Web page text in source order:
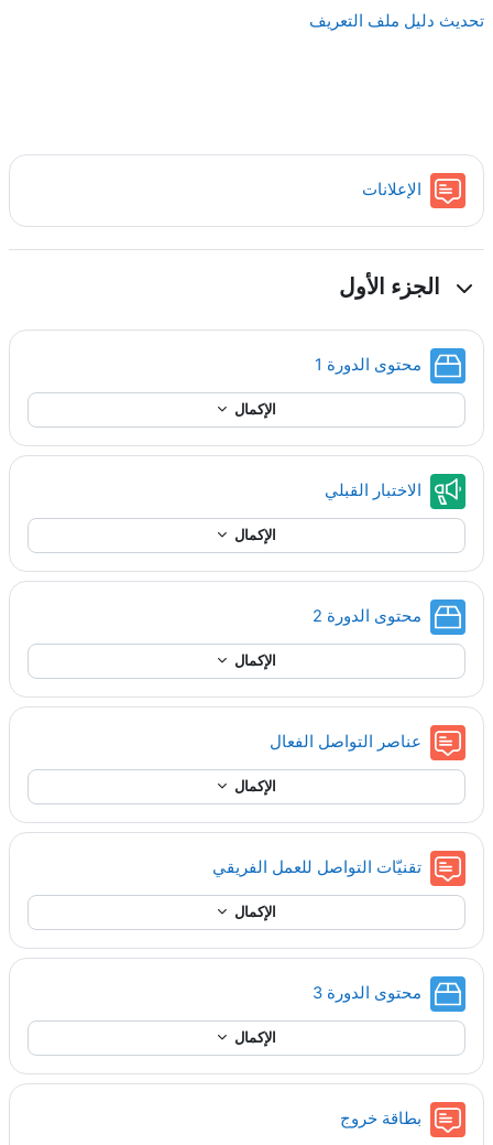
تحديث دليل ملف التعريف
الإعلانات
الجزء الأول
محتوى الدورة 1 حزمة سكورم
الإكمال
الاختبار القبلي
الإكمال
محتوى الدورة 2
الإكمال
عناصر التواصل الفعال
الإكمال
تقنيّات التواصل للعمل الفريقي
الإكمال
محتوى الدورة 3
الإكمال
بطاقة خروج